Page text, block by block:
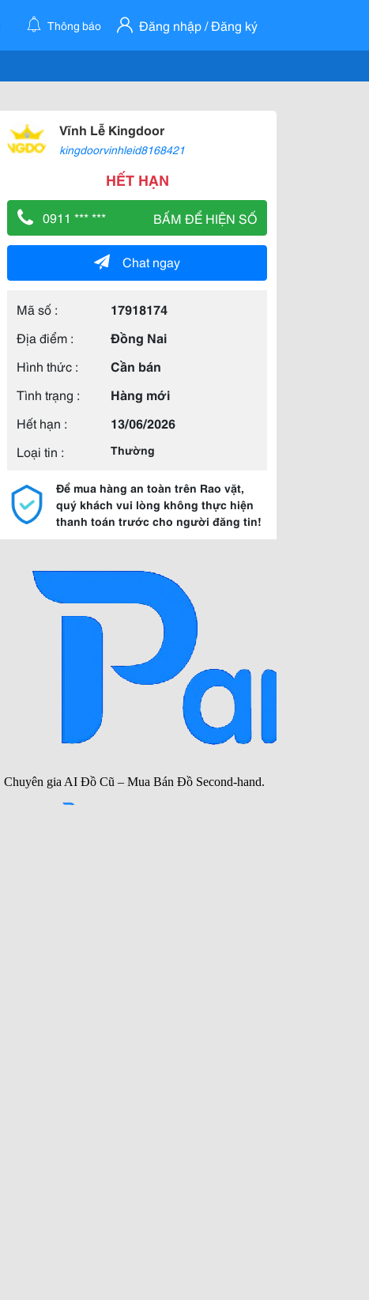
Thông báo Đăng nhập / Đăng ký
Vĩnh Lễ Kingdoor
kingdoorvinhleid8168421
HẾT HẠN
0911 *** *** BẤM ĐỂ HIỆN SỐ
Chat ngay
Mã số :
17918174
Địa điểm :
Đồng Nai
Hình thức :
Cần bán
Tình trạng :
Hàng mới
Hết hạn :
13/06/2026
Loại tin :
Thường
Để mua hàng an toàn trên Rao vặt,
quý khách vui lòng không thực hiện
thanh toán trước cho người đăng tin!